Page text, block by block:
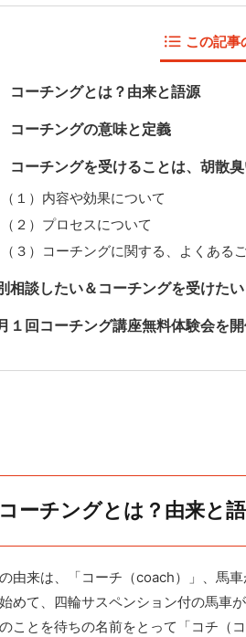
この記事
コーチングとは？由来と語源
コーチングの意味と定義
コーチングを受けることは、胡散臭
（１）内容や効果について
（２）プロセスについて
（３）コーチングに関する、よくある
相談したい＆コーチングを受けたい
１回コーチング講座無料体験会を
ーチングとは？由来と
由来は、「コーチ（coach）」、馬
めて、四輪サスペンション付の馬車
ことを待ちの名前をとって「コチ（